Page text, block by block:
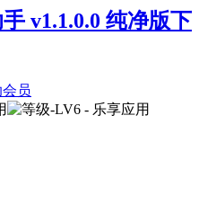
v1.1.0.0 纯净版下